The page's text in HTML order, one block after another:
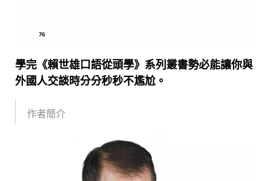
學完《賴世雄口語從頭學》系列叢書勢必能讓你與
外國人交談時分分秒秒不尷尬。
作者簡介